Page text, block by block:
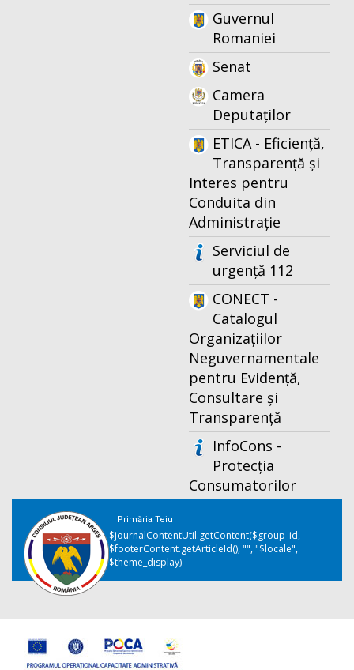
Guvernul
Romaniei
Senat
Camera
Deputaților
ETICA - Eficiență,
Transparență și
Interes pentru
Conduita din
Administrație
Serviciul de
urgență 112
CONECT -
Catalogul
Organizațiilor
Neguvernamentale
pentru Evidență,
Consultare și
Transparență
InfoCons -
Protecția
Consumatorilor
Primăria Teiu
$journalContentUtil.getContent($group_id,
$footerContent.getArticleId(), "", "$locale",
$theme_display)